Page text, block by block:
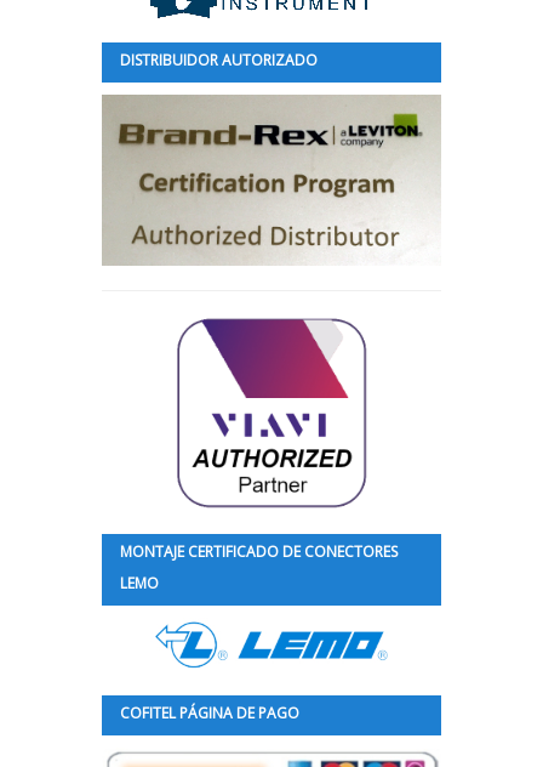
DISTRIBUIDOR AUTORIZADO
MONTAJE CERTIFICADO DE CONECTORES
LEMO
COFITEL PÁGINA DE PAGO